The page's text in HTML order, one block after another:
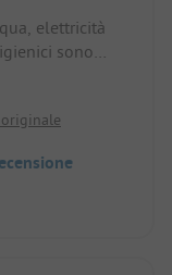
elettricità
sono
notte.